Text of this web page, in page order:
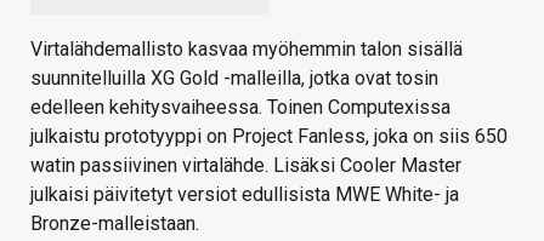
Virtalähdemallisto kasvaa myöhemmin talon sisällä
suunnitelluilla XG Gold -malleilla, jotka ovat tosin
edelleen kehitysvaiheessa. Toinen Computexissa
julkaistu prototyyppi on Project Fanless, joka on siis 650
watin passiivinen virtalähde. Lisäksi Cooler Master
julkaisi päivitetyt versiot edullisista MWE White- ja
Bronze-malleistaan.